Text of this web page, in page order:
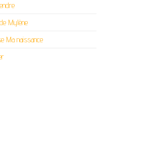
Mylène
Ma naissance